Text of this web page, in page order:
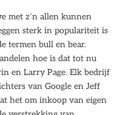
met z’n allen kunnen
sterk in populariteit is
termen bull en bear.
hoe is dat tot nu
en Larry Page. Elk bedrijf
van Google en Jeff
het om inkoop van eigen